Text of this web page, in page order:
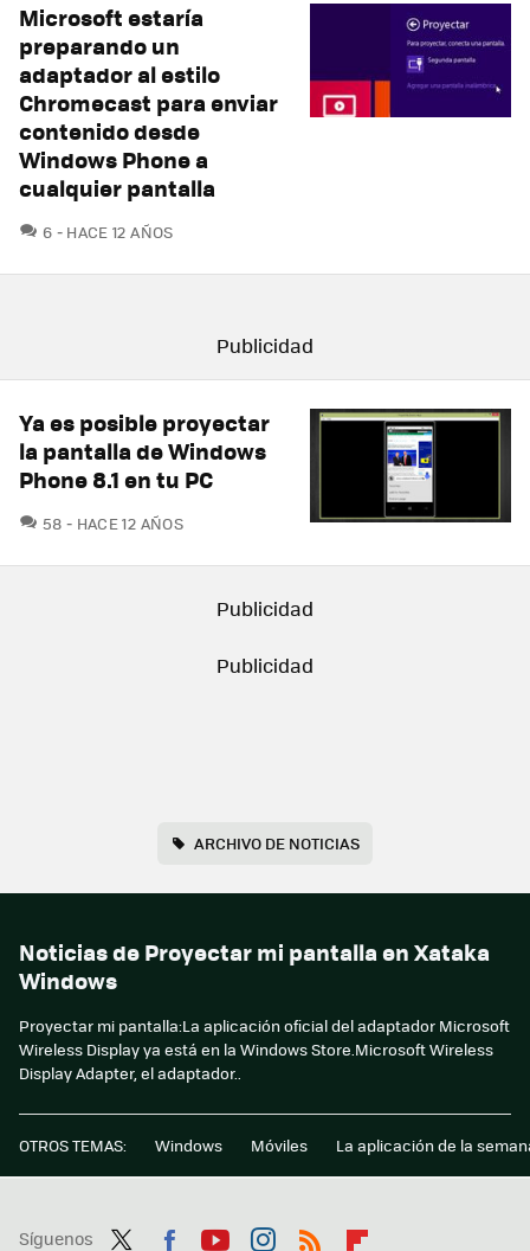
Microsoft estaría
preparando un
adaptador al estilo
Chromecast para enviar
contenido desde
Windows Phone a
cualquier pantalla
6 COMENTARIOS
HACE 12 AÑOS
Ya es posible proyectar
la pantalla de Windows
Phone 8.1 en tu PC
58 COMENTARIOS
HACE 12 AÑOS
ARCHIVO DE NOTICIAS
Noticias de Proyectar mi pantalla en Xataka
Windows
Proyectar mi pantalla:La aplicación oficial del adaptador Microsoft
Wireless Display ya está en la Windows Store.Microsoft Wireless
Display Adapter, el adaptador..
OTROS TEMAS: Windows Móviles La aplicación de la
Síguenos